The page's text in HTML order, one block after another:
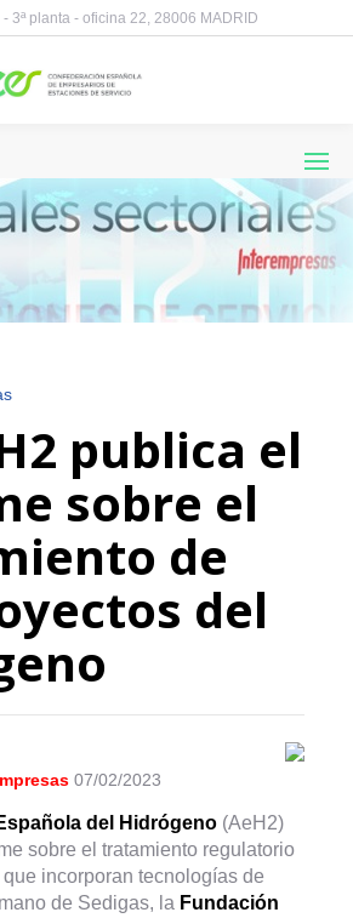
3ª planta - oficina 22, 28006 MADRID
publica el
sobre el
de
del
07/02/2023
del Hidrógeno (AeH2)
sobre el tratamiento regulatorio
incorporan tecnologías de
de Sedigas, la Fundación